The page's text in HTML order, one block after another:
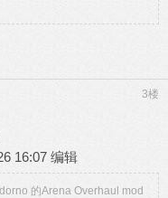
3楼
16:07 编辑
的Arena Overhaul mod